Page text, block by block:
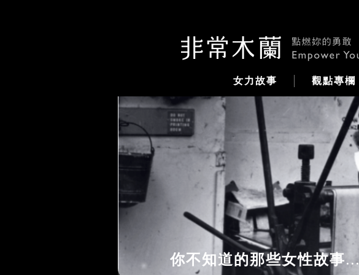
女力故事 觀點專欄
你不知道的那些女性故事...